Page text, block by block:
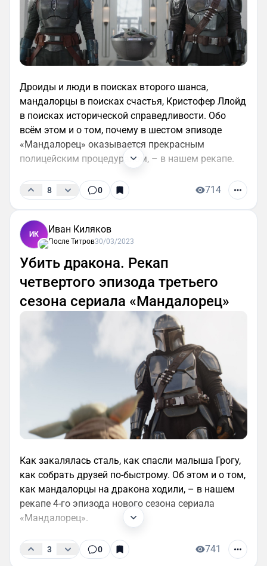
Дроиды и люди в поисках второго шанса,
мандалорцы в поисках счастья, Кристофер Ллойд
в поисках исторической справедливости. Обо
всём этом и о том, почему в шестом эпизоде
«Мандалорец» оказывается прекрасным
полицейским процедуралом, – в нашем рекапе.
8 0 714
ИК Иван Киляков
После Титров30/03/2023
Убить дракона. Рекап
четвертого эпизода третьего
сезона сериала «Мандалорец»
Как закалялась сталь, как спасли малыша Грогу,
как собрать друзей по-быстрому. Об этом и о том,
как мандалорцы на дракона ходили, – в нашем
рекапе 4-го эпизода нового сезона сериала
«Мандалорец».
3 0 741